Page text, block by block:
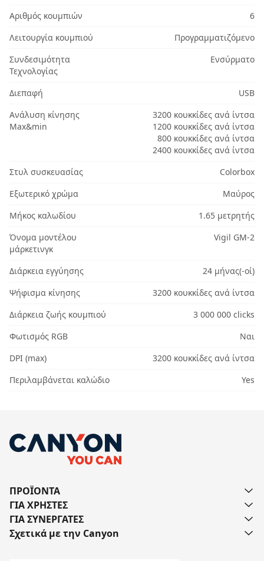
Αριθμός κουμπιών
6
Λειτουργία κουμπιού
Προγραμματιζόμενο
Συνδεσιμότητα
Τεχνολογίας
Ενσύρματο
Διεπαφή
USB
Ανάλυση κίνησης
Max&min
3200 κουκκίδες ανά ίντσα
1200 κουκκίδες ανά ίντσα
800 κουκκίδες ανά ίντσα
2400 κουκκίδες ανά ίντσα
Στυλ συσκευασίας
Colorbox
Εξωτερικό χρώμα
Μαύρος
Μήκος καλωδίου
1.65 μετρητής
Όνομα μοντέλου
μάρκετινγκ
Vigil GM-2
Διάρκεια εγγύησης
24 μήνας(-οί)
Ψήφισμα κίνησης
3200 κουκκίδες ανά ίντσα
Διάρκεια ζωής κουμπιού
3 000 000 clicks
Φωτισμός RGB
Ναι
DPI (max)
3200 κουκκίδες ανά ίντσα
Περιλαμβάνεται καλώδιο
Yes
ΠΡΟΪΟΝΤΑ
ΓΙΑ ΧΡΗΣΤΕΣ
ΓΙΑ ΣΥΝΕΡΓΑΤΕΣ
Σχετικά με την Canyon